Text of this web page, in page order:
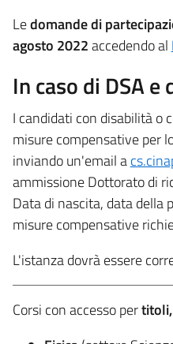
Ledomande di
agosto 2022accedendo al
In caso di DSA
I candidati con disabilità o
misure compensative per
inviando un'email a
ammissione Dottorato di
Data di nascita, data della
misure compensative
L'istanza dovrà essere
Corsi con accesso per